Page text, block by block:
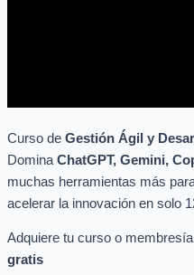
Curso de Gestión Ágil y
Domina ChatGPT, Gemini,
muchas herramientas más
acelerar la innovación en solo
Adquiere tu curso o
gratis